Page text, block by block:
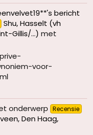
bericht
Shu, Hasselt (vh
Gillis/...) met
voor-
onderwerp Recensie
Den Haag,